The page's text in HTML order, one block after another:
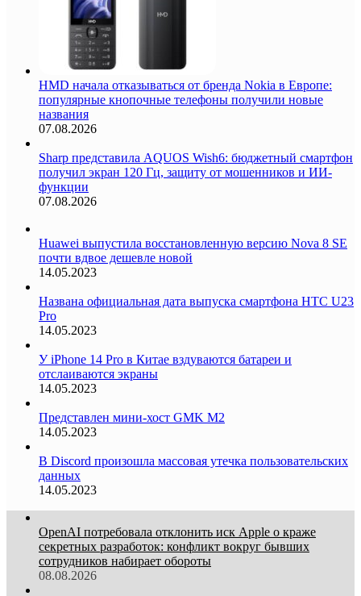
HMD начала отказываться от бренда Nokia в Европе:
популярные кнопочные телефоны получили новые
названия
07.08.2026
Sharp представила AQUOS Wish6: бюджетный смартфон
получил экран 120 Гц, защиту от мошенников и ИИ-
функции
07.08.2026
Huawei выпустила восстановленную версию Nova 8 SE
почти вдвое дешевле новой
14.05.2023
Названа официальная дата выпуска смартфона HTC U23
Pro
14.05.2023
У iPhone 14 Pro в Китае вздуваются батареи и
отслаиваются экраны
14.05.2023
Представлен мини-хост GMK M2
14.05.2023
В Discord произошла массовая утечка пользовательских
данных
14.05.2023
OpenAI потребовала отклонить иск Apple о краже
секретных разработок: конфликт вокруг бывших
сотрудников набирает обороты
08.08.2026